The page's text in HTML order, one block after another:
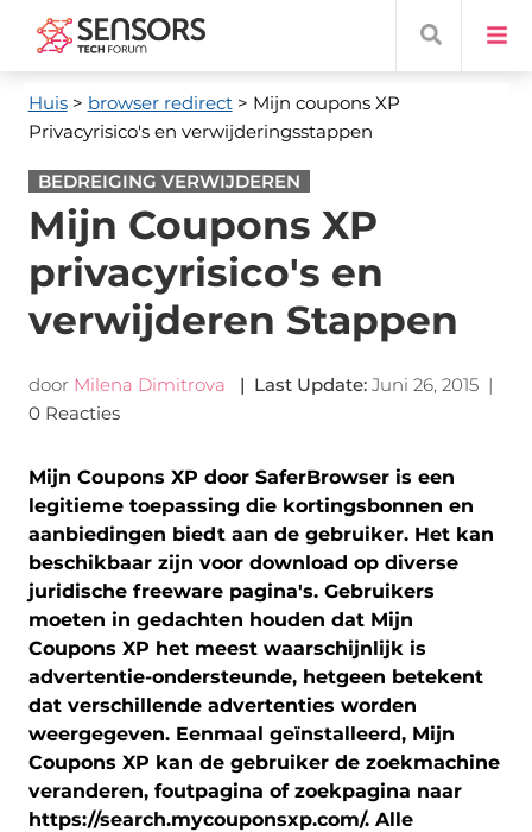
Huis> browser redirect> Mijn coupons XP
Privacyrisico's en verwijderingsstappen
BEDREIGING VERWIJDEREN
Mijn Coupons XP
privacyrisico's en
verwijderen Stappen
door Milena Dimitrova | Last Update: Juni 26, 2015|
0 Reacties
Mijn Coupons XP door SaferBrowser is een
legitieme toepassing die kortingsbonnen en
aanbiedingen biedt aan de gebruiker. Het kan
beschikbaar zijn voor download op diverse
juridische freeware pagina's. Gebruikers
moeten in gedachten houden dat Mijn
Coupons XP het meest waarschijnlijk is
advertentie-ondersteunde, hetgeen betekent
dat verschillende advertenties worden
weergegeven. Eenmaal geïnstalleerd, Mijn
Coupons XP kan de gebruiker de zoekmachine
veranderen, foutpagina of zoekpagina naar
https://search.mycouponsxp.com/. Alle